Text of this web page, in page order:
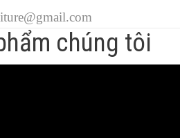
chúng tôi